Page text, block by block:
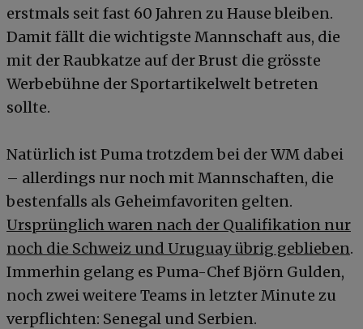
erstmals seit fast 60 Jahren zu Hause bleiben.
Damit fällt die wichtigste Mannschaft aus, die
mit der Raubkatze auf der Brust die grösste
Werbebühne der Sportartikelwelt betreten
sollte.
Natürlich ist Puma trotzdem bei der WM dabei
– allerdings nur noch mit Mannschaften, die
bestenfalls als Geheimfavoriten gelten.
Ursprünglich waren nach der Qualifikation nur
noch die Schweiz und Uruguay übrig geblieben.
Immerhin gelang es Puma-Chef Björn Gulden,
noch zwei weitere Teams in letzter Minute zu
verpflichten: Senegal und Serbien.